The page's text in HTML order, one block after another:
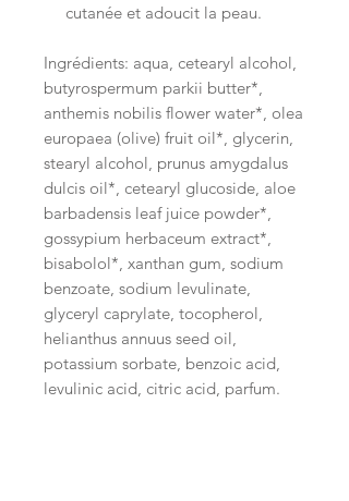
cutanée et adoucit la peau.
Ingrédients: aqua, cetearyl alcohol,
butyrospermum parkii butter*,
anthemis nobilis flower water*, olea
europaea (olive) fruit oil*, glycerin,
stearyl alcohol, prunus amygdalus
dulcis oil*, cetearyl glucoside, aloe
barbadensis leaf juice powder*,
gossypium herbaceum extract*,
bisabolol*, xanthan gum, sodium
benzoate, sodium levulinate,
glyceryl caprylate, tocopherol,
helianthus annuus seed oil,
potassium sorbate, benzoic acid,
levulinic acid, citric acid, parfum.